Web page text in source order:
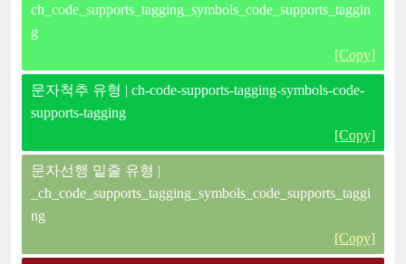
ch_code_supports_tagging_symbols_code_supports_taggin
g
[Copy]
문자척추 유형 | ch-code-supports-tagging-symbols-code-
supports-tagging
[Copy]
문자선행 밑줄 유형 |
_ch_code_supports_tagging_symbols_code_supports_taggi
ng
[Copy]